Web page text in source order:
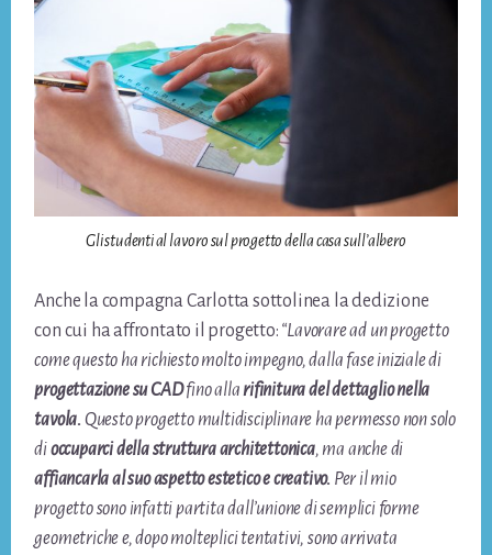
Gli studenti al lavoro sul progetto della casa sull’albero
Anche la compagna Carlotta sottolinea la dedizione
con cui ha affrontato il progetto: “Lavorare ad un progetto
come questo ha richiesto molto impegno, dalla fase iniziale di
progettazione su CADfino alla rifinitura del dettaglio nella
tavola. Questo progetto multidisciplinare ha permesso non solo
dioccuparci della struttura architettonica, ma anche di
affiancarla al suo aspetto estetico e creativo. Per il mio
progetto sono infatti partita dall’unione di semplici forme
geometriche e, dopo molteplici tentativi, sono arrivata